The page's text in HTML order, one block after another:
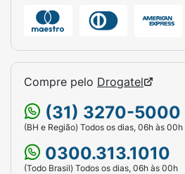
Compre pelo Drogatel
(31) 3270-5000
(BH e Região) Todos os dias, 06h às 00h
0300.313.1010
(Todo Brasil) Todos os dias, 06h às 00h